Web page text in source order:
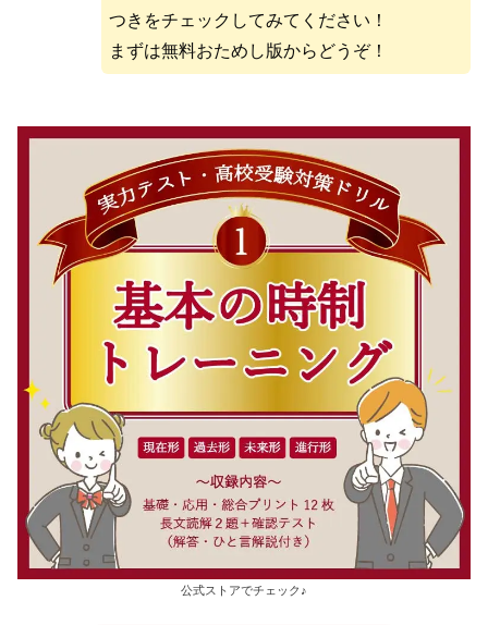
つきをチェックしてみてください！
まずは無料おためし版からどうぞ！
公式ストアでチェック♪